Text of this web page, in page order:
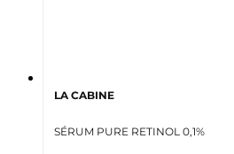
LA CABINE
SÉRUM PURE RETINOL 0,1%